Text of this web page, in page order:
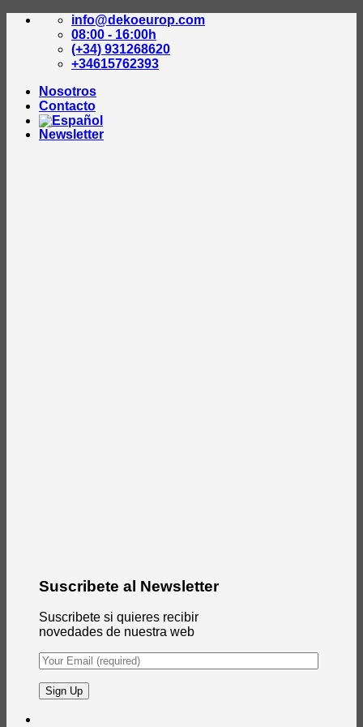
Saltar
contenido
info@dekoeurop.com
08:00 - 16:00h
(+34) 931268620
+34615762393
Nosotros
Contacto
Newsletter
Suscribete al Newsletter
Suscribete si quieres recibir
novedades de nuestra web